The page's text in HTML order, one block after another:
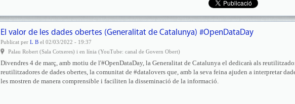
El valor de les dades obertes (Generalitat de Catalunya) #OpenDataDay
Publicat per L B el 02/03/2022 - 19:37
Palau Robert (Sala Cotxeres) i en línia (YouTube: canal de Govern Obert)
Divendres 4 de març, amb motiu de l'#OpenDataDay, la Generalitat de Catalunya el dedicarà als
reutilitzadores de dades obertes, la comunitat de #datalovers que, amb la seva feina ajuden a interpretar
les mostren de manera comprensible i faciliten la disseminació de la informació.